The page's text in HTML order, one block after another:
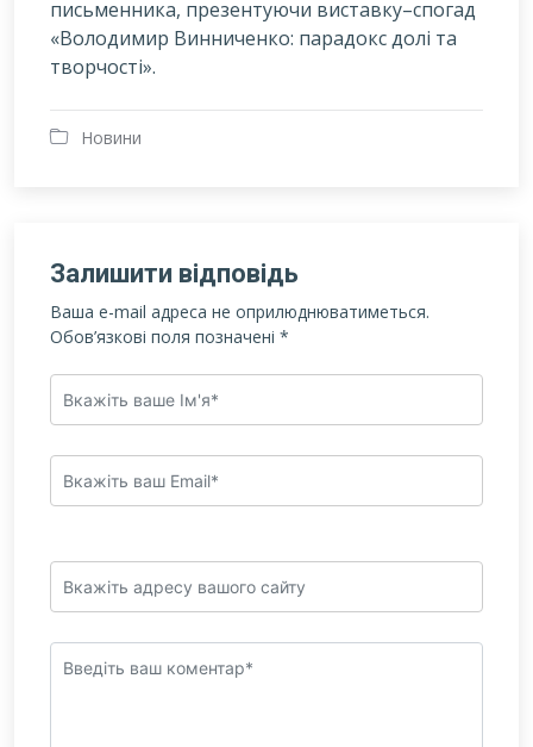
письменника, презентуючи виставку–спогад
«Володимир Винниченко: парадокс долі та
творчості».
Новини
Залишити відповідь
Ваша e-mail адреса не оприлюднюватиметься.
Обов’язкові поля позначені *